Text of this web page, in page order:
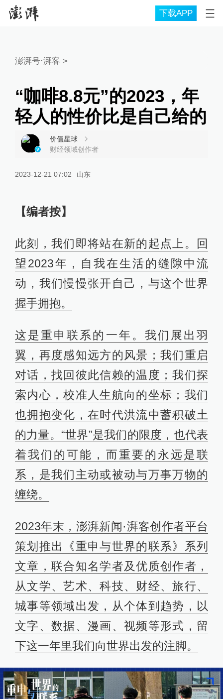
下载APP
澎湃号·湃客 >
“咖啡8.8元”的2023，年
轻人的性价比是自己给的
价值星球
财经领域创作者
2023-12-21 07:02 山东
【编者按】
此刻，我们即将站在新的起点上。回
望2023年，自我在生活的缝隙中流
动，我们慢慢张开自己，与这个世界
握手拥抱。
这是重申联系的一年。我们展出羽
翼，再度感知远方的风景；我们重启
对话，找回彼此信赖的温度；我们探
索内心，校准人生航向的坐标；我们
也拥抱变化，在时代洪流中蓄积破土
的力量。“世界”是我们的限度，也代表
着我们的可能，而重要的永远是联
系，是我们主动或被动与万事万物的
缠绕。
2023年末，澎湃新闻·湃客创作者平台
策划推出《重申与世界的联系》系列
文章，联合知名学者及优质创作者，
从文学、艺术、科技、财经、旅行、
城事等领域出发，从个体到趋势，以
文字、数据、漫画、视频等形式，留
下这一年里我们向世界出发的注脚。